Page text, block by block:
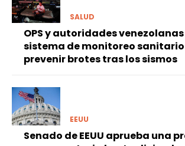
SALUD
OPS y autoridades
sistema de monitoreo
prevenir brotes tras los sismos
EEUU
Senado de EEUU aprueba una